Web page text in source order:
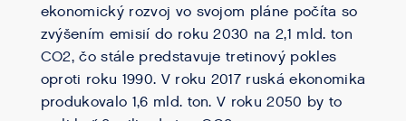
ekonomický rozvoj vo svojom pláne počíta so
zvýšením emisií do roku 2030 na 2,1 mld. ton
CO2, čo stále predstavuje tretinový pokles
oproti roku 1990. V roku 2017 ruská ekonomika
produkovalo 1,6 mld. ton. V roku 2050 by to